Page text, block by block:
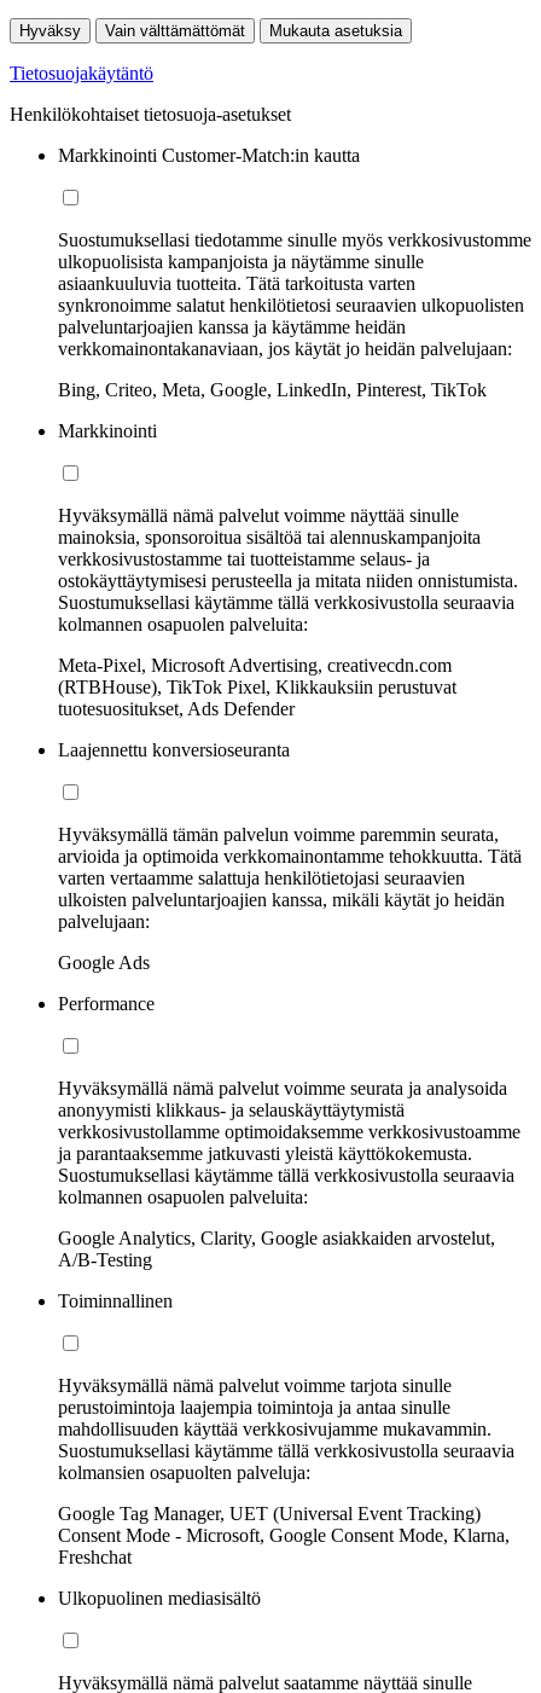
Hyväksy Vain välttämättömät Mukauta asetuksia
Tietosuojakäytäntö
Henkilökohtaiset tietosuoja-asetukset
Markkinointi Customer-Match:in kautta
Suostumuksellasi tiedotamme sinulle myös verkkosivustomme
ulkopuolisista kampanjoista ja näytämme sinulle
asiaankuuluvia tuotteita. Tätä tarkoitusta varten
synkronoimme salatut henkilötietosi seuraavien ulkopuolisten
palveluntarjoajien kanssa ja käytämme heidän
verkkomainontakanaviaan, jos käytät jo heidän palvelujaan:
Bing, Criteo, Meta, Google, LinkedIn, Pinterest, TikTok
Markkinointi
Hyväksymällä nämä palvelut voimme näyttää sinulle
mainoksia, sponsoroitua sisältöä tai alennuskampanjoita
verkkosivustostamme tai tuotteistamme selaus- ja
ostokäyttäytymisesi perusteella ja mitata niiden onnistumista.
Suostumuksellasi käytämme tällä verkkosivustolla seuraavia
kolmannen osapuolen palveluita:
Meta-Pixel, Microsoft Advertising, creativecdn.com
(RTBHouse), TikTok Pixel, Klikkauksiin perustuvat
tuotesuositukset, Ads Defender
Laajennettu konversioseuranta
Hyväksymällä tämän palvelun voimme paremmin seurata,
arvioida ja optimoida verkkomainontamme tehokkuutta. Tätä
varten vertaamme salattuja henkilötietojasi seuraavien
ulkoisten palveluntarjoajien kanssa, mikäli käytät jo heidän
palvelujaan:
Google Ads
Performance
Hyväksymällä nämä palvelut voimme seurata ja analysoida
anonyymisti klikkaus- ja selauskäyttäytymistä
verkkosivustollamme optimoidaksemme verkkosivustoamme
ja parantaaksemme jatkuvasti yleistä käyttökokemusta.
Suostumuksellasi käytämme tällä verkkosivustolla seuraavia
kolmannen osapuolen palveluita:
Google Analytics, Clarity, Google asiakkaiden arvostelut,
A/B-Testing
Toiminnallinen
Hyväksymällä nämä palvelut voimme tarjota sinulle
perustoimintoja laajempia toimintoja ja antaa sinulle
mahdollisuuden käyttää verkkosivujamme mukavammin.
Suostumuksellasi käytämme tällä verkkosivustolla seuraavia
kolmansien osapuolten palveluja:
Google Tag Manager, UET (Universal Event Tracking)
Consent Mode - Microsoft, Google Consent Mode, Klarna,
Freshchat
Ulkopuolinen mediasisältö
Hyväksymällä nämä palvelut saatamme näyttää sinulle